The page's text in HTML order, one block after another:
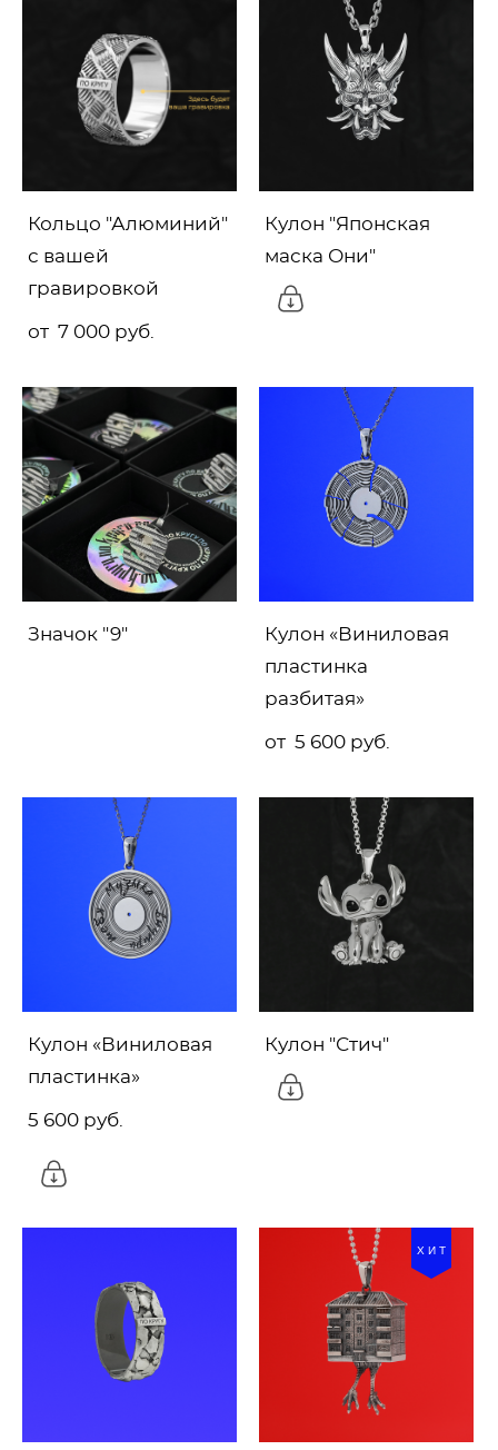
Кольцо "Алюминий"
с вашей
гравировкой
от 7 000 pуб.
Кулон "Японская
маска Они"
Значок "9"
Кулон «Виниловая
пластинка
разбитая»
от 5 600 pуб.
Кулон «Виниловая
пластинка»
5 600 pуб.
Кулон "Стич"
ХИТ